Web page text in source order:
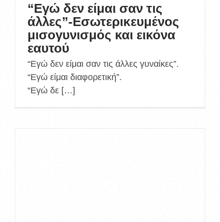
“Εγώ δεν είμαι σαν τις
άλλες”-Εσωτερικευμένος
μισογυνισμός και εικόνα
εαυτού
“Εγώ δεν είμαι σαν τις άλλες γυναίκες”.
“Εγώ είμαι διαφορετική”.
“Εγώ δε […]